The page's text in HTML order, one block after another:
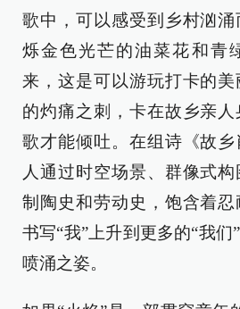
歌中，可以感受到乡村汹
烁金色光芒的油菜花和青
来，这是可以游玩打卡的
的灼痛之刺，卡在故乡亲
歌才能倾吐。在组诗《故
人通过时空场景、群像式
制陶史和劳动史，饱含着
书写“我”上升到更多的“我
喷涌之姿。